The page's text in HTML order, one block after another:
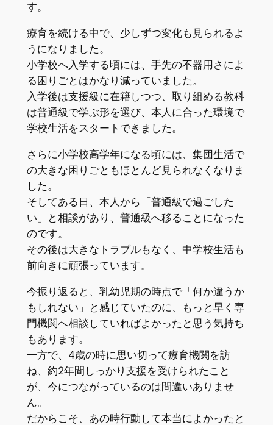
す。
療育を続ける中で、少しずつ変化も見られるよ
うになりました。
小学校へ入学する頃には、手先の不器用さによ
る困りごとはかなり減っていました。
入学後は支援級に在籍しつつ、取り組める教科
は普通級で学ぶ形を選び、本人に合った環境で
学校生活をスタートできました。
さらに小学校高学年になる頃には、集団生活で
の大きな困りごともほとんど見られなくなりま
した。
そしてある日、本人から「普通級で過ごした
い」と相談があり、普通級へ移ることになった
のです。
その後は大きなトラブルもなく、中学校生活も
前向きに頑張っています。
今振り返ると、乳幼児期の時点で「何か違うか
もしれない」と感じていたのに、もっと早く専
門機関へ相談していればよかったと思う気持ち
もあります。
一方で、4歳の時に思い切って療育機関を訪
ね、約2年間しっかり支援を受けられたこと
が、今につながっているのは間違いありませ
ん。
だからこそ、あの時行動して本当によかったと